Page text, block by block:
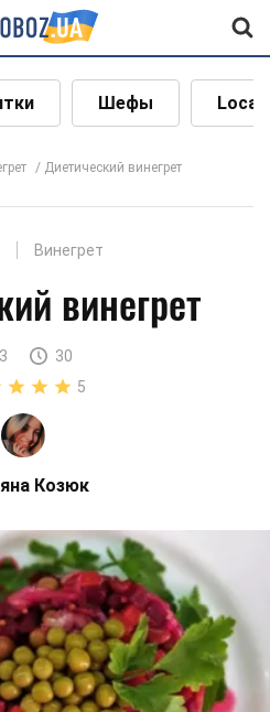
Шефы Local
Диетический винегрет
Винегрет
винегрет
3
30
5
Козюк